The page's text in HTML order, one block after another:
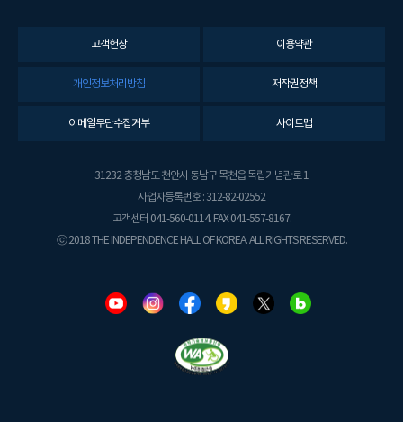
고객헌장 이용약관
개인정보처리방침 저작권정책
이메일무단수집거부 사이트맵
31232 충청남도 천안시 동남구 목천읍 독립기념관로 1
사업자등록번호 : 312-82-02552
고객센터 041-560-0114. FAX 041-557-8167.
ⓒ 2018 THE INDEPENDENCE HALL OF KOREA. ALL RIGHTS RESERVED.